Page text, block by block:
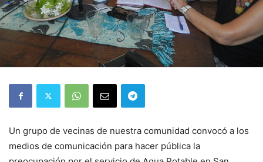
Un grupo de vecinas de nuestra comunidad convocó a los
medios de comunicación para hacer pública la